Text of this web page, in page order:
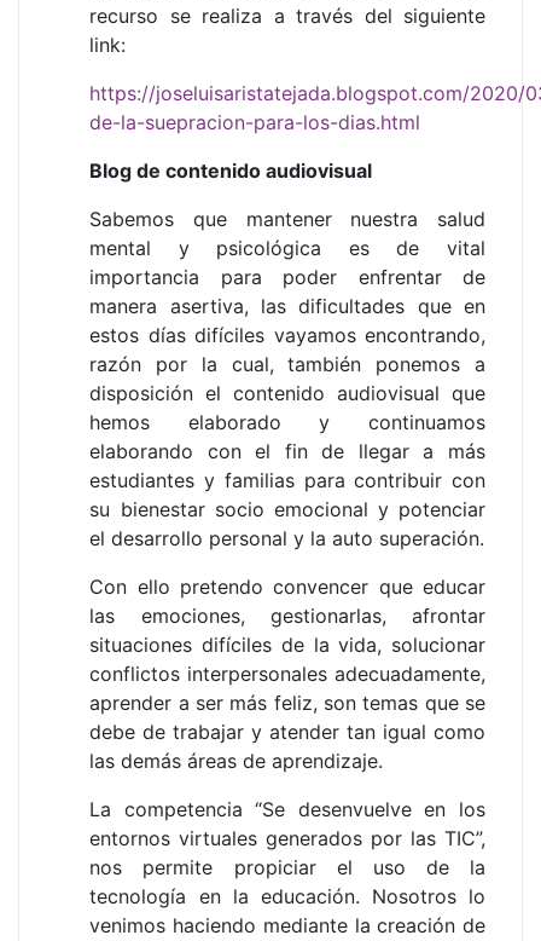
recurso se realiza a través del siguiente
link:
https://joseluisaristatejada.blogspot.com/2020/
de-la-suepracion-para-los-dias.html
Blog de contenido audiovisual
Sabemos que mantener nuestra salud
mental y psicológica es de vital
importancia para poder enfrentar de
manera asertiva, las dificultades que en
estos días difíciles vayamos encontrando,
razón por la cual, también ponemos a
disposición el contenido audiovisual que
hemos elaborado y continuamos
elaborando con el fin de llegar a más
estudiantes y familias para contribuir con
su bienestar socio emocional y potenciar
el desarrollo personal y la auto superación.
Con ello pretendo convencer que educar
las emociones, gestionarlas, afrontar
situaciones difíciles de la vida, solucionar
conflictos interpersonales adecuadamente,
aprender a ser más feliz, son temas que se
debe de trabajar y atender tan igual como
las demás áreas de aprendizaje.
La competencia “Se desenvuelve en los
entornos virtuales generados por las TIC”,
nos permite propiciar el uso de la
tecnología en la educación. Nosotros lo
venimos haciendo mediante la creación de